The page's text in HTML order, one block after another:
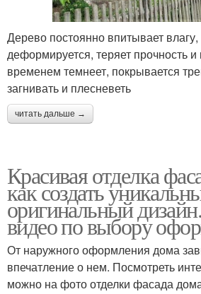
Дерево постоянно впитывает влагу,
деформируется, теряет прочность и
временем темнеет, покрывается
загнивать и плесневеть
читать дальше →
Красивая отделка
как создать
оригинальный
видео по выбору
От наружного оформления дома
впечатление о нем. Посмотреть
можно на фото отделки фасада